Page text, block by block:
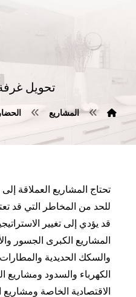
تحويل
المشاريع
تحتاج المشاريع العملاقة
للحد من المخاطر التي قد
قد يؤدي إلى تغيير
المشاريع الكبرى الجسور
والسكك الحديدية
الكهرباء والسدود
الاقتصادية الخاصة ومشاريع